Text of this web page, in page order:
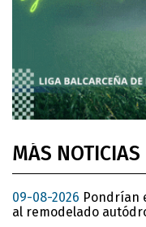
MÁS NOTICIAS
09-08-2026 Pondrían
al remodelado